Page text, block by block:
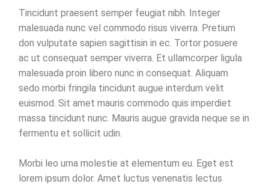
Tincidunt praesent semper feugiat nibh. Integer
malesuada nunc vel commodo risus viverra. Pretium
don vulputate sapien sagittisin in ec. Tortor posuere
ac ut consequat semper viverra. Et ullamcorper ligula
malesuada proin libero nunc in consequat. Aliquam
sedo morbi fringila tincidunt augue interdum velit
euismod. Sit amet mauris commodo quis imperdiet
massa tincidunt nunc. Mauris augue gravida neque se in
fermentu et sollicit udin.
Morbi leo urna molestie at elementum eu. Eget est
lorem ipsum dolor. Amet luctus venenatis lectus